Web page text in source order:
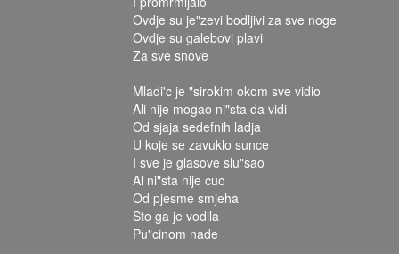
Ovdje su je"zevi bodljivi za sve noge
Ovdje su galebovi plavi
Za sve snove
Mladi'c je "sirokim okom sve vidio
Ali nije mogao ni"sta da vidi
Od sjaja sedefnih ladja
U koje se zavuklo sunce
I sve je glasove slu"sao
Al ni"sta nije cuo
Od pjesme smjeha
Sto ga je vodila
Pu"cinom nade